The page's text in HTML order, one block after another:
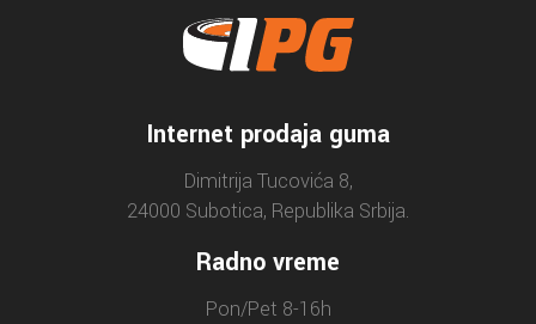
Internet prodaja guma
Dimitrija Tucovića 8,
24000 Subotica, Republika Srbija.
Radno vreme
Pon/Pet 8-16h